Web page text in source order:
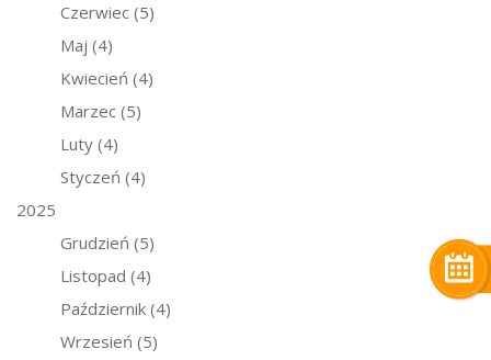
Czerwiec (5)
Maj (4)
Kwiecień (4)
Marzec (5)
Luty (4)
Styczeń (4)
2025
Grudzień (5)
Listopad (4)
Październik (4)
Wrzesień (5)